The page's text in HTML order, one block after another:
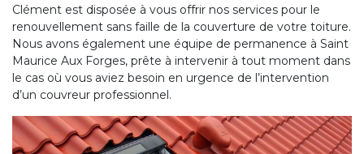
Clément est disposée à vous offrir nos services pour le
renouvellement sans faille de la couverture de votre toiture.
Nous avons également une équipe de permanence à Saint
Maurice Aux Forges, prête à intervenir à tout moment dans
le cas où vous aviez besoin en urgence de l’intervention
d’un couvreur professionnel.